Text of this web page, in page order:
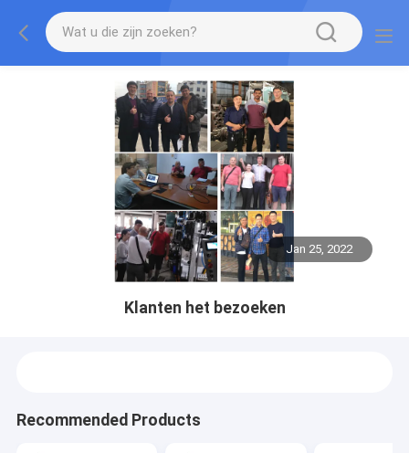
Jan 25, 2022
Klanten het bezoeken
Recommended Products